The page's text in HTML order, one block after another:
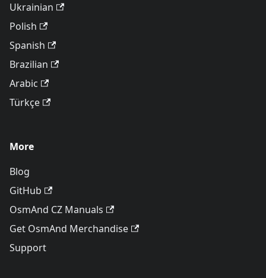
Ukrainian
Polish
Spanish
Brazilian
Arabic
Türkçe
More
Blog
GitHub
OsmAnd CZ Manuals
Get OsmAnd Merchandise
Support